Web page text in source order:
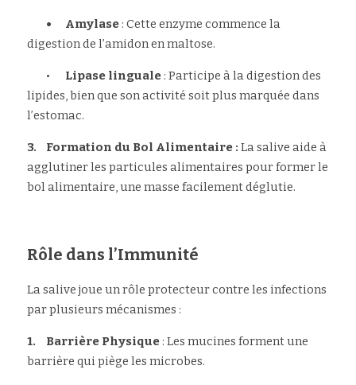
	•	Amylase
: Cette enzyme commence la
digestion de l’amidon en maltose.
Lipase linguale : Participe à la digestion des
lipides, bien que son activité soit plus marquée dans
l’estomac.
3.	Formation du Bol Alimentaire : La salive aide à
agglutiner les particules alimentaires pour former le
bol alimentaire, une masse facilement déglutie.
Rôle dans l’Immunité
La salive joue un rôle protecteur contre les infections
par plusieurs mécanismes :
1.	Barrière Physique : Les mucines forment une
barrière qui piège les microbes.